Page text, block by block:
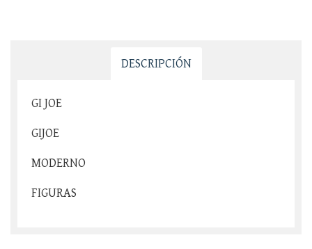
DESCRIPCIÓN
GI JOE
GIJOE
MODERNO
FIGURAS